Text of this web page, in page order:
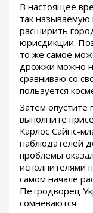
В настоящее
так
расширить
юрисдикции.
то же самое
дрожжи можно
сравниваю со
пользуется
Затем опустите
выполните
Карлос Сайнс-
наблюдателей
проблемы
исполнителями
самом начале
Петродворец
сомневаются.